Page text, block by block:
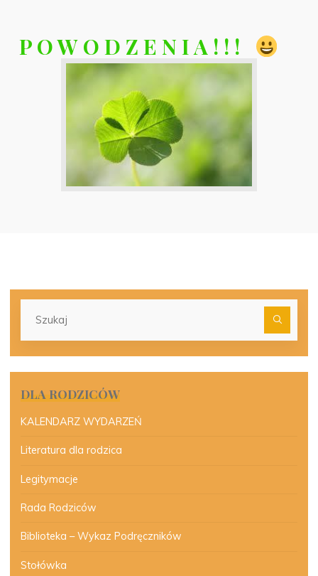
P O W O D Z E N I A ! ! !
DLA RODZICÓW
KALENDARZ WYDARZEŃ
Literatura dla rodzica
Legitymacje
Rada Rodziców
Biblioteka – Wykaz Podręczników
Stołówka